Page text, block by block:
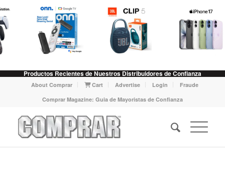
Productos Recientes de Nuestros Distribuidores de Confianza
About Comprar Cart Advertise Login
Fraude
Comprar Magazine: Guia de Mayoristas de Confianza